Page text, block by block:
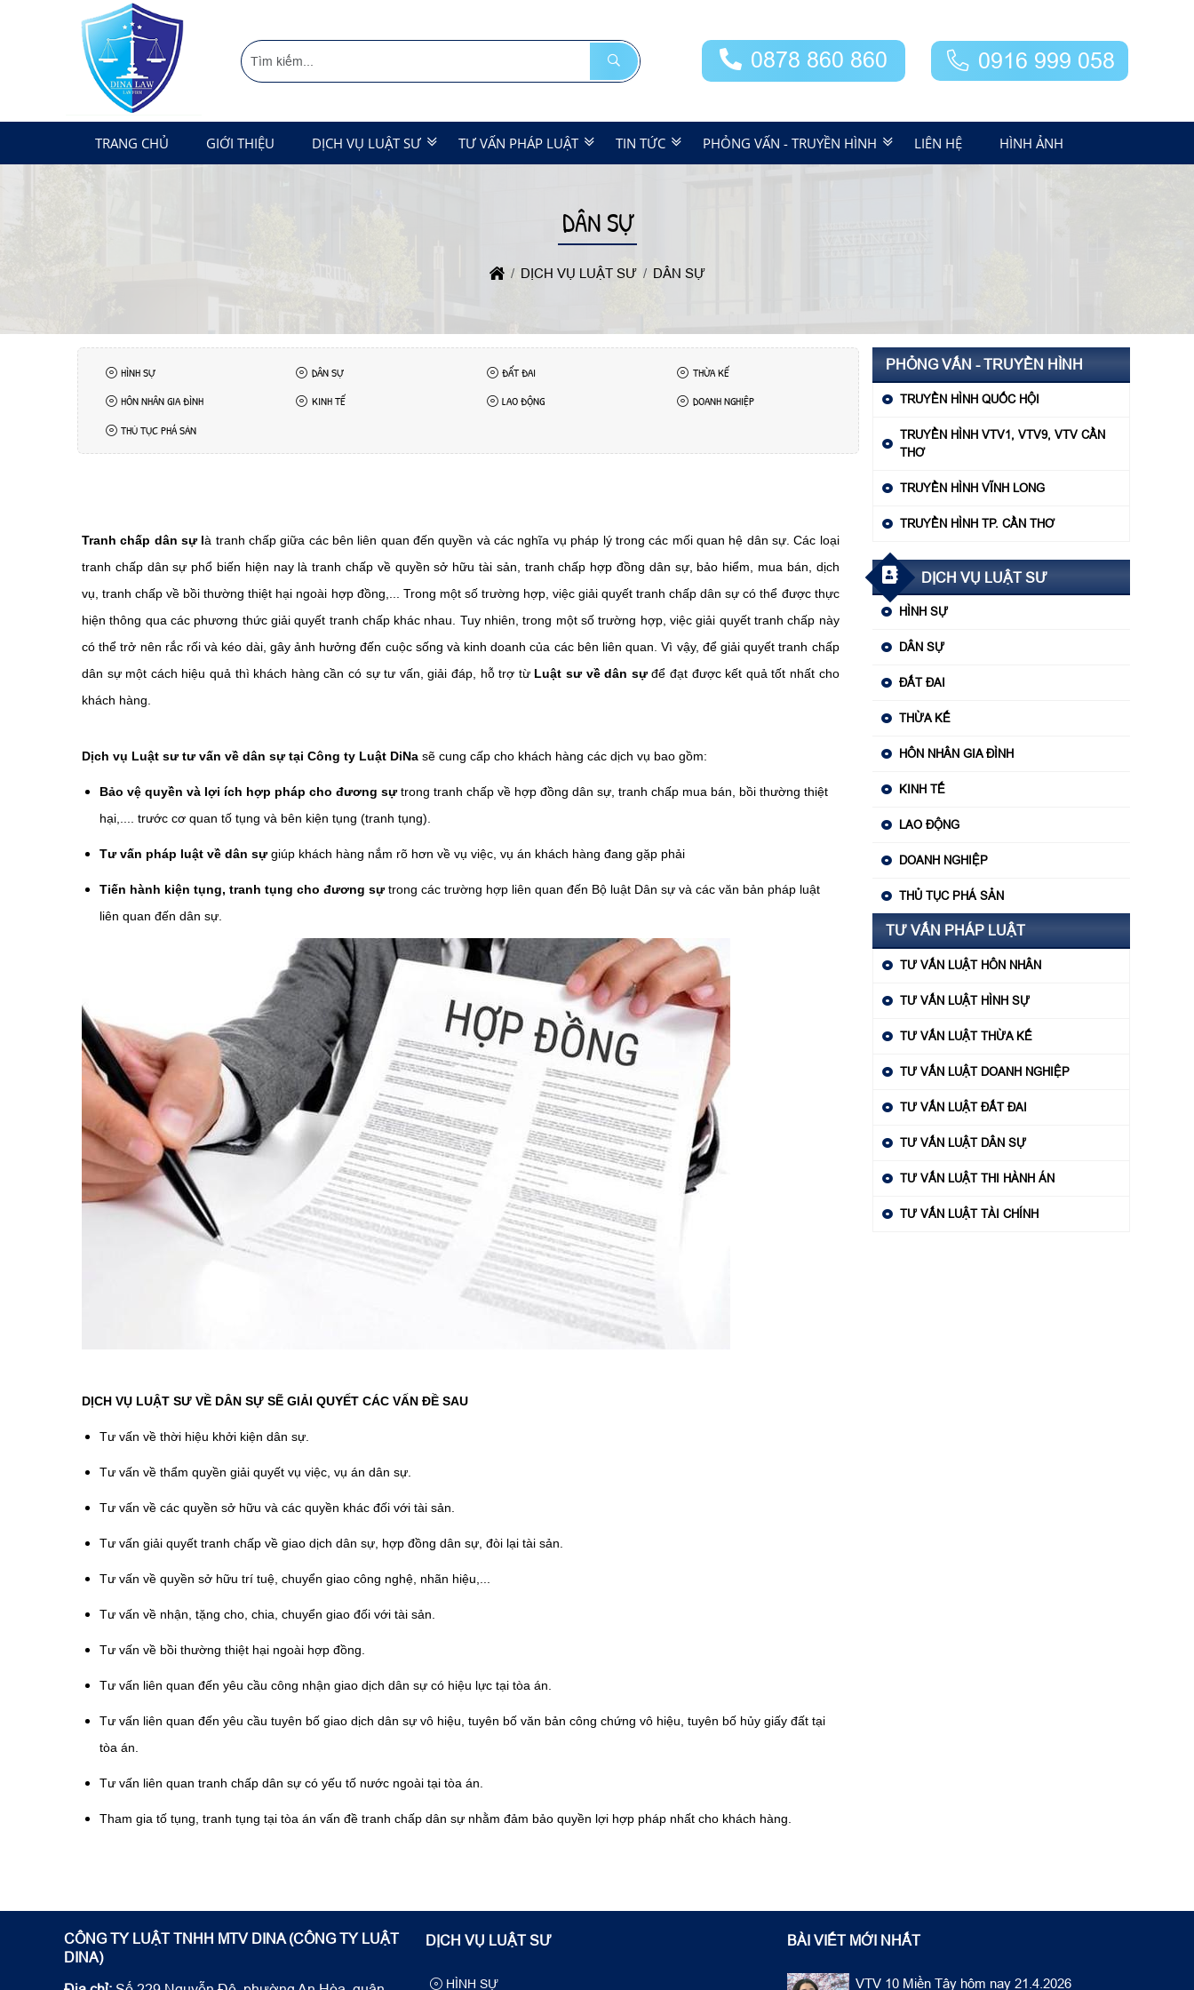
0878 860 860 0916 999 058
TRANG CHỦ GIỚI THIỆU DỊCH VỤ LUẬT SƯ TƯ VẤN PHÁP LUẬT TIN TỨC PHỎNG VẤN - TRUYỀN HÌNH LIÊN HỆ HÌNH ẢNH
DÂN SỰ
DỊCH VỤ LUẬT SƯ DÂN SỰ
HÌNH SỰ DÂN SỰ ĐẤT ĐAI
THỪA KẾ
HÔN NHÂN GIA ĐÌNH
KINH TẾ LAO ĐỘNG
DOANH NGHIỆP
THỦ TỤC PHÁ SẢN
Tranh chấp dân sự là tranh chấp giữa các bên liên quan đến quyền và các nghĩa vụ pháp lý trong các mối quan hệ dân sự. Các loại
tranh chấp dân sự phổ biến hiện nay là tranh chấp về quyền sở hữu tài sản, tranh chấp hợp đồng dân sự, bảo hiểm, mua bán, dịch
vụ, tranh chấp về bồi thường thiệt hại ngoài hợp đồng,... Trong một số trường hợp, việc giải quyết tranh chấp dân sự có thể được thực
hiện thông qua các phương thức giải quyết tranh chấp khác nhau. Tuy nhiên, trong một số trường hợp, việc giải quyết tranh chấp này
có thể trở nên rắc rối và kéo dài, gây ảnh hưởng đến cuộc sống và kinh doanh của các bên liên quan. Vì vậy, để giải quyết tranh chấp
dân sự một cách hiệu quả thì khách hàng cần có sự tư vấn, giải đáp, hỗ trợ từ Luật sư về dân sựđể đạt được kết quả tốt nhất cho
khách hàng.
Dịch vụ Luật sư tư vấn về dân sự tại Công ty Luật DiNa sẽ cung cấp cho khách hàng các dịch vụ bao gồm:
Bảo vệ quyền và lợi ích hợp pháp cho đương sựtrong tranh chấp về hợp đồng dân sự, tranh chấp mua bán, bồi thường thiệt
hại,.... trước cơ quan tố tụng và bên kiện tụng (tranh tụng).
Tư vấn pháp luật về dân sựgiúp khách hàng nắm rõ hơn về vụ việc, vụ án khách hàng đang gặp phải
Tiến hành kiện tụng, tranh tụng cho đương sựtrong các trường hợp liên quan đến Bộ luật Dân sự và các văn bản pháp luật
liên quan đến dân sự.
DỊCH VỤ LUẬT SƯ VỀ DÂN SỰ SẼ GIẢI QUYẾT CÁC VẤN ĐỀ SAU
Tư vấn về thời hiệu khởi kiện dân sự.
Tư vấn về thẩm quyền giải quyết vụ việc, vụ án dân sự.
Tư vấn về các quyền sở hữu và các quyền khác đối với tài sản.
Tư vấn giải quyết tranh chấp về giao dịch dân sự, hợp đồng dân sự, đòi lại tài sản.
Tư vấn về quyền sở hữu trí tuệ, chuyển giao công nghệ, nhãn hiệu,...
Tư vấn về nhận, tặng cho, chia, chuyển giao đối với tài sản.
Tư vấn về bồi thường thiệt hại ngoài hợp đồng.
Tư vấn liên quan đến yêu cầu công nhận giao dịch dân sự có hiệu lực tại tòa án.
Tư vấn liên quan đến yêu cầu tuyên bố giao dịch dân sự vô hiệu, tuyên bố văn bản công chứng vô hiệu, tuyên bố hủy giấy đất tại
tòa án.
Tư vấn liên quan tranh chấp dân sự có yếu tố nước ngoài tại tòa án.
Tham gia tố tụng, tranh tụng tại tòa án vấn đề tranh chấp dân sự nhằm đảm bảo quyền lợi hợp pháp nhất cho khách hàng.
PHỎNG VẤN - TRUYỀN HÌNH
TRUYỀN HÌNH QUỐC HỘI
TRUYỀN HÌNH VTV1, VTV9, VTV CẦN
THƠ
TRUYỀN HÌNH VĨNH LONG
TRUYỀN HÌNH TP. CẦN THƠ
DỊCH VỤ LUẬT SƯ
HÌNH SỰ
DÂN SỰ
ĐẤT ĐAI
THỪA KẾ
HÔN NHÂN GIA ĐÌNH
KINH TẾ
LAO ĐỘNG
DOANH NGHIỆP
THỦ TỤC PHÁ SẢN
TƯ VẤN PHÁP LUẬT
TƯ VẤN LUẬT HÔN NHÂN
TƯ VẤN LUẬT HÌNH SỰ
TƯ VẤN LUẬT THỪA KẾ
TƯ VẤN LUẬT DOANH NGHIỆP
TƯ VẤN LUẬT ĐẤT ĐAI
TƯ VẤN LUẬT DÂN SỰ
TƯ VẤN LUẬT THI HÀNH ÁN
TƯ VẤN LUẬT TÀI CHÍNH
CÔNG TY LUẬT TNHH MTV DINA (CÔNG TY LUẬT
DINA)
DỊCH VỤ LUẬT SƯ
HÌNH SỰ
BÀI VIẾT MỚI NHẤT
VTV 10 Miền Tây hôm nay 21.4.2026